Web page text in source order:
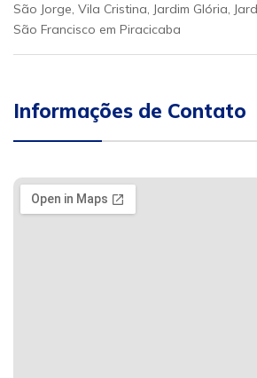
São Jorge, Vila Cristina, Jardim Glória,
São Francisco em Piracicaba
Informações de Contato